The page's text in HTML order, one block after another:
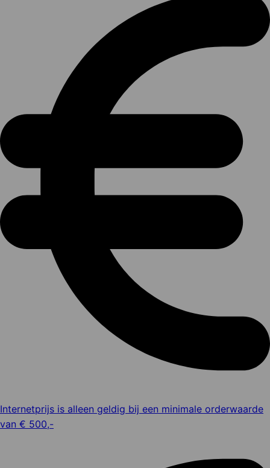
Internetprijs is alleen geldig bij een minimale orderwaarde
van € 500,-